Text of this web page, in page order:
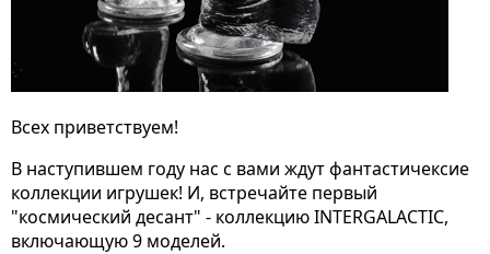
Всех приветствуем!
В наступившем году нас с вами ждут фантастичексие
коллекции игрушек! И, встречайте первый
"космический десант" - коллекцию INTERGALACTIC,
включающую 9 моделей.